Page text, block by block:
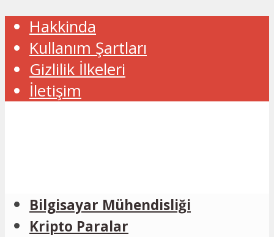
Hakkinda
Kullanım Şartları
Gizlilik İlkeleri
İletişim
Bilgisayar Mühendisliği
Kripto Paralar